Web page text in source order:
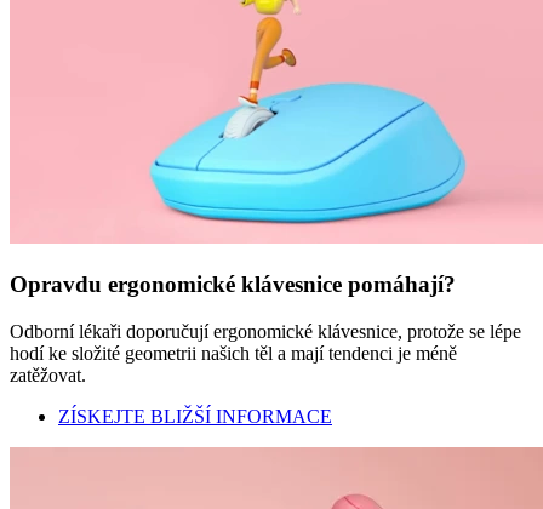
Opravdu ergonomické klávesnice pomáhají?
Odborní lékaři doporučují ergonomické klávesnice, protože se lépe
hodí ke složité geometrii našich těl a mají tendenci je méně
zatěžovat.
ZÍSKEJTE BLIŽŠÍ INFORMACE